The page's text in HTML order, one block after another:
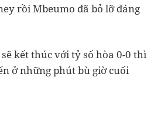
rồi Mbeumo đã bỏ lỡ đáng
kết thúc với tỷ số hòa 0-0 thì
ở những phút bù giờ cuối